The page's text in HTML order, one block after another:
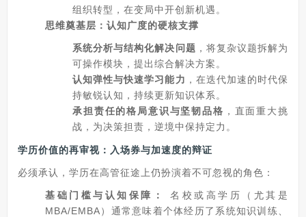
组织转型，在变局中开创新机遇。
思维奠基层：认知广度的硬核支撑
系统分析与结构化解决问题 ，将复杂议题拆解为
可操作模块，提出综合解决方案。
认知弹性与快速学习能力 ，在迭代加速的时代保
持敏锐认知，持续更新知识体系。
承担责任的格局意识与坚韧品格 ，直面重大挑
战，为决策担责，逆境中保持定力。
学历价值的再审视：入场券与加速度的辩证
必须承认，学历在高管征途上仍扮演着不可忽视的角色：
基础门槛与认知保障：
名校或高学历（尤其是
MBA/EMBA）通常意味着个体经历了系统知识训练、